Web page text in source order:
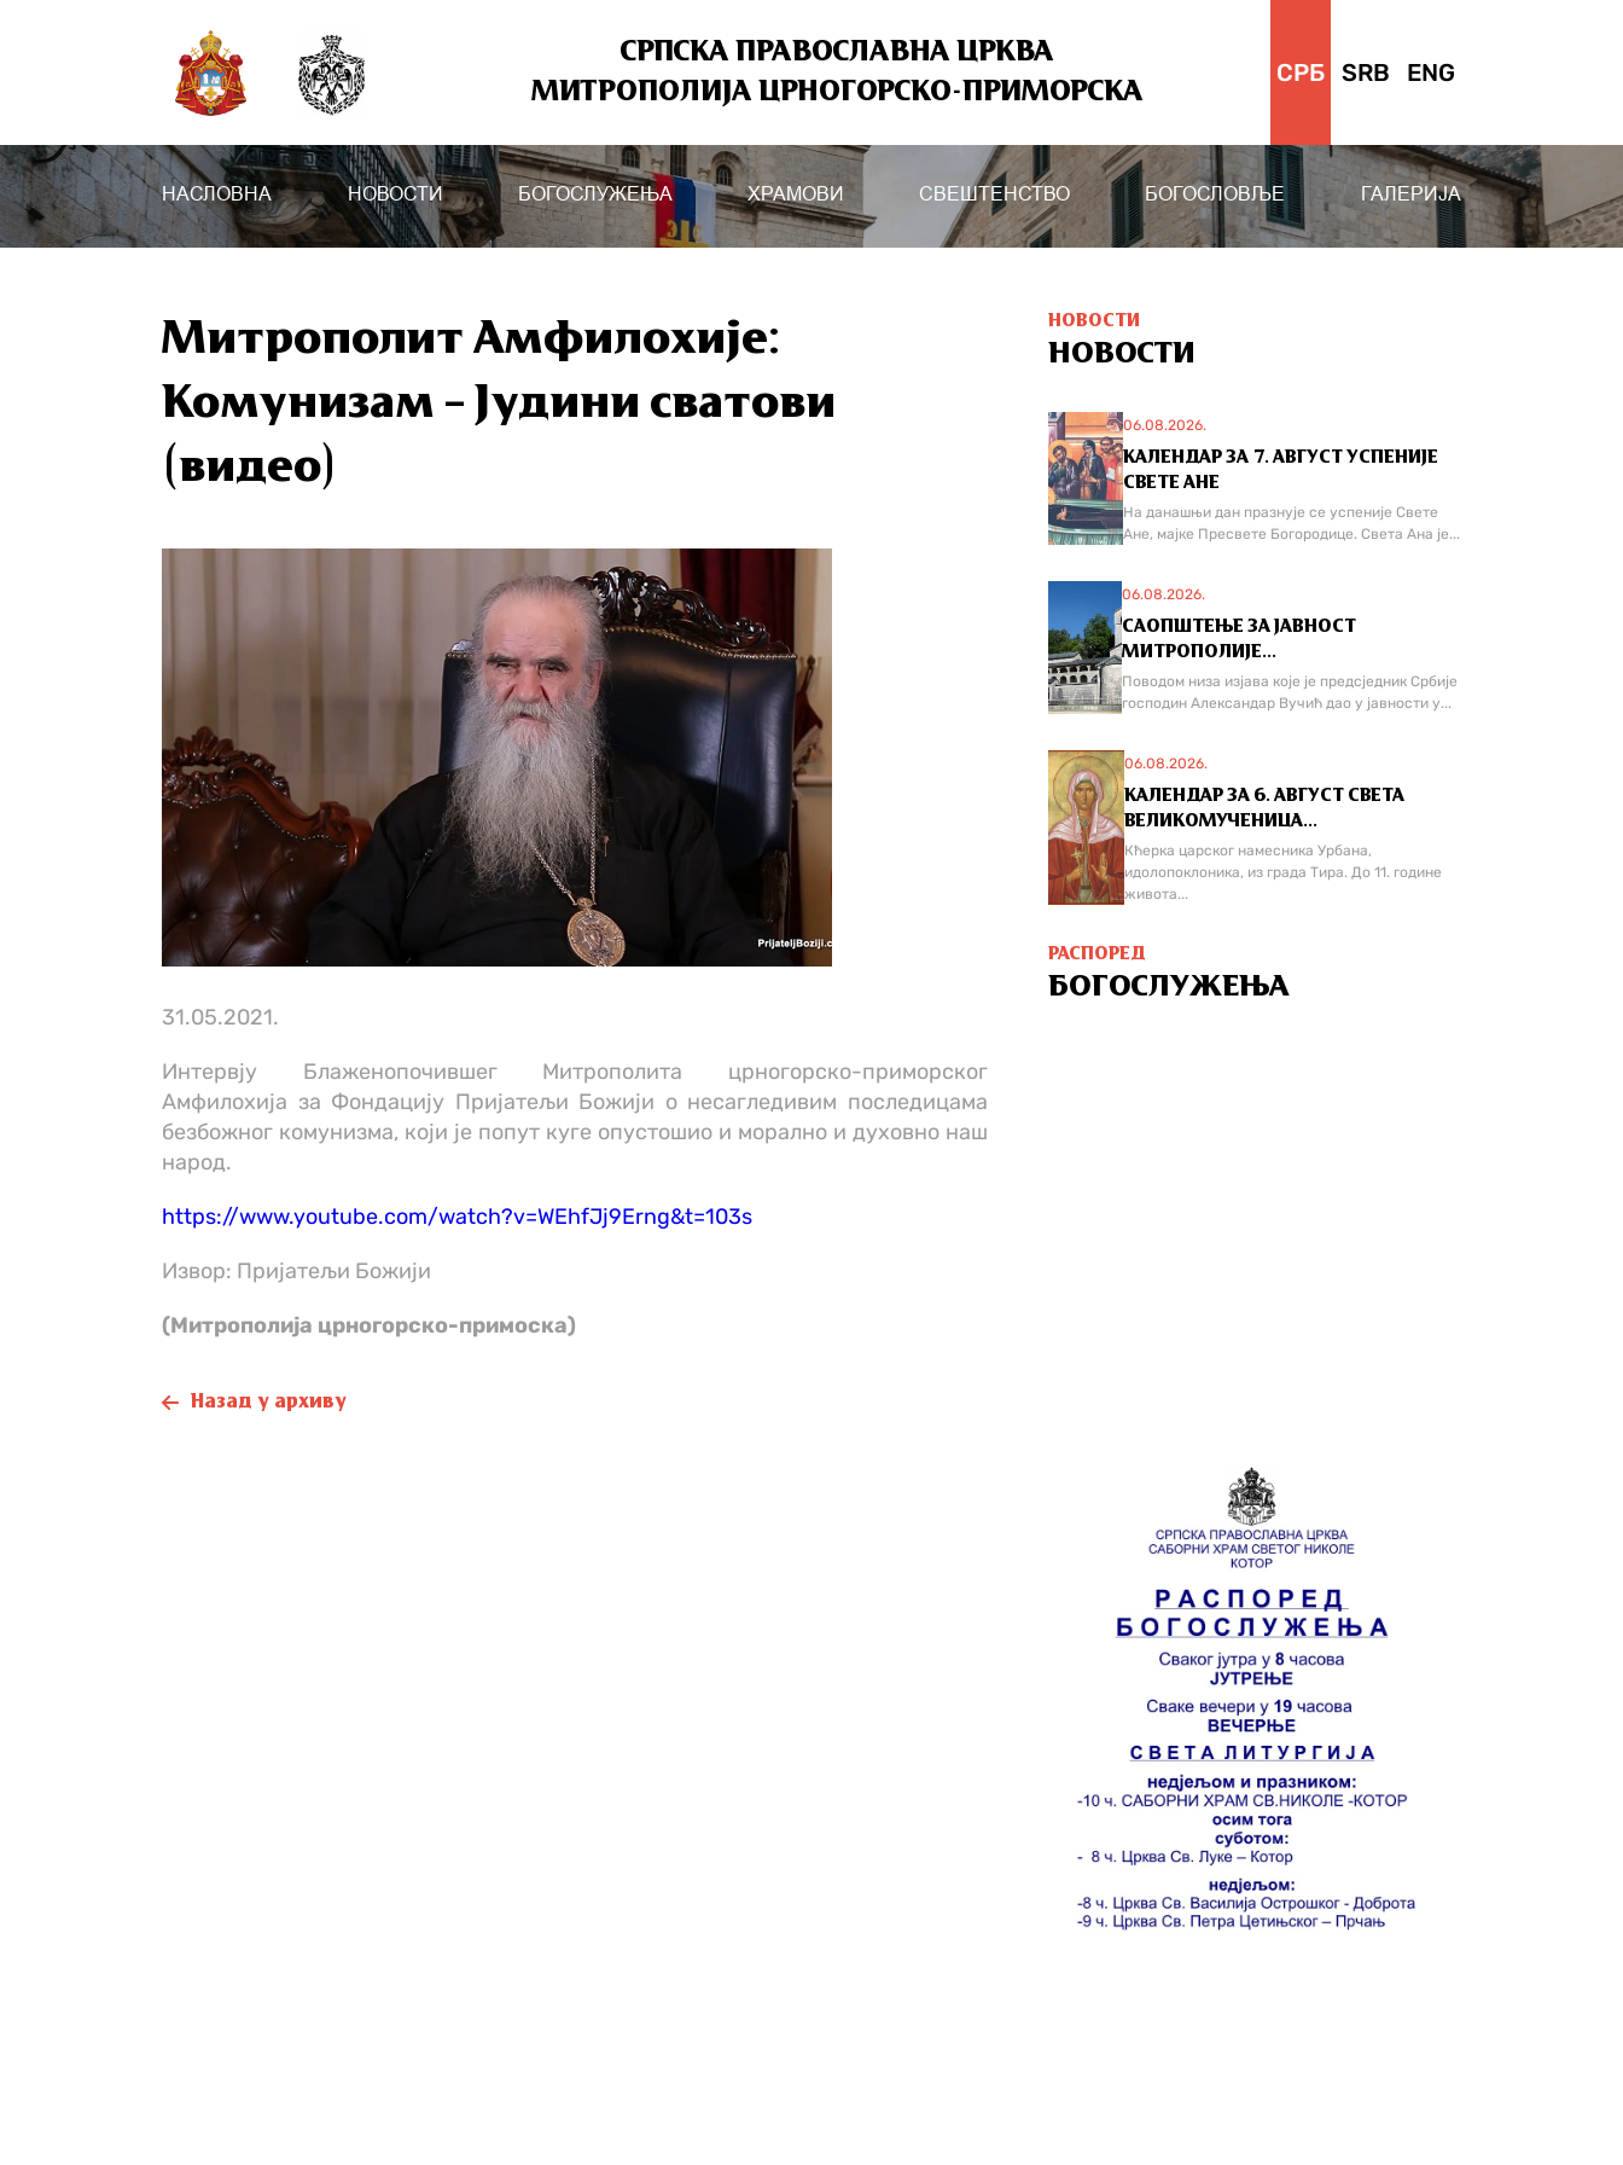
СРПСКА ПРАВОСЛАВНА ЦРКВА
МИТРОПОЛИЈА ЦРНОГОРСКО-ПРИМОРСКА
СРБ SRB ENG
НАСЛОВНА НОВОСТИ БОГОСЛУЖЕЊА ХРАМОВИ СВЕШТЕНСТВО БОГОСЛОВЉЕ ГАЛЕРИЈА
Митрополит Амфилохије:
Комунизам – Јудини сватови
(видео)
31.05.2021.
Интервју Блаженопочившег Митрополита црногорско-приморског
Амфилохија за Фондацију Пријатељи Божији о несагледивим последицама
безбожног комунизма, који је попут куге опустошио и морално и духовно наш
народ.
https://www.youtube.com/watch?v=WEhfJj9Erng&t=103s
Извор: Пријатељи Божији
(Митрополија црногорско-примоска)
Назад у архиву
НОВОСТИ
НОВОСТИ
06.08.2026.
КАЛЕНДАР ЗА 7. АВГУСТ УСПЕНИЈЕ
СВЕТЕ АНЕ
На данашњи дан празнује се успеније Свете
Ане, мајке Пресвете Богородице. Света Ана је...
06.08.2026.
САОПШТЕЊЕ ЗА ЈАВНОСТ
МИТРОПОЛИЈЕ...
Поводом низа изјава које је предсједник Србије
господин Александар Вучић дао у јавности у...
06.08.2026.
КАЛЕНДАР ЗА 6. АВГУСТ СВЕТА
ВЕЛИКОМУЧЕНИЦА...
Кћерка царског намесника Урбана,
идолопоклоника, из града Тира. До 11. године
живота...
РАСПОРЕД
БОГОСЛУЖЕЊА